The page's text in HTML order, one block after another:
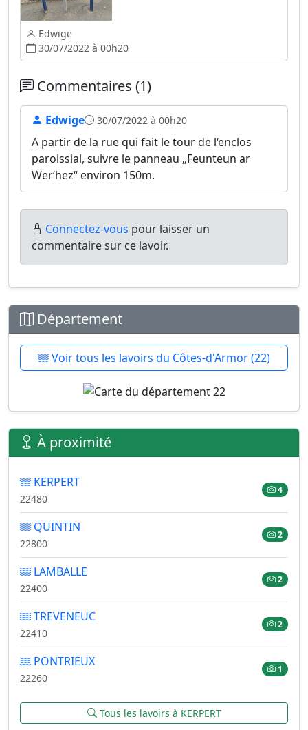
Edwige
30/07/2022 à 00h20
Commentaires (1)
Edwige 30/07/2022 à 00h20
A partir de la rue qui fait le tour de l‘enclos
paroissial, suivre le panneau „Feunteun ar
Wer‘hez“ environ 150m.
Connectez-vous pour laisser un
commentaire sur ce lavoir.
Département
Voir tous les lavoirs du Côtes-d'Armor (22)
À proximité
KERPERT
22480
4
QUINTIN
22800
2
LAMBALLE
22400
2
TREVENEUC
22410
2
PONTRIEUX
22260
1
Tous les lavoirs à KERPERT